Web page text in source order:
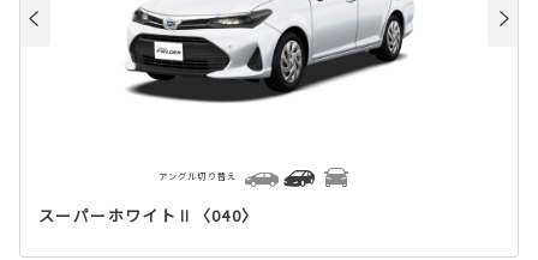
スーパーホワイトⅡ〈040〉
アングル切り替え